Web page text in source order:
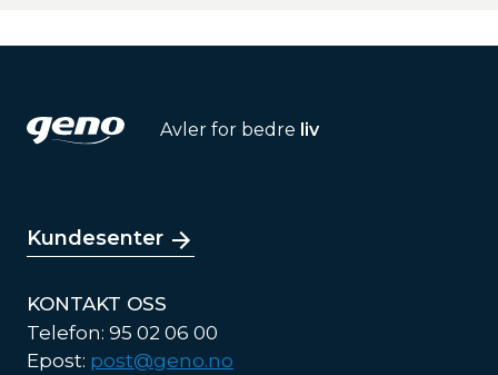
Avler for bedre liv
Kundesenter
KONTAKT OSS
Telefon: 95 02 06 00
Epost: post@geno.no